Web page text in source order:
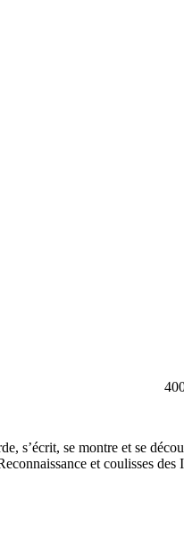
s’écrit, se montre et se
et coulisses